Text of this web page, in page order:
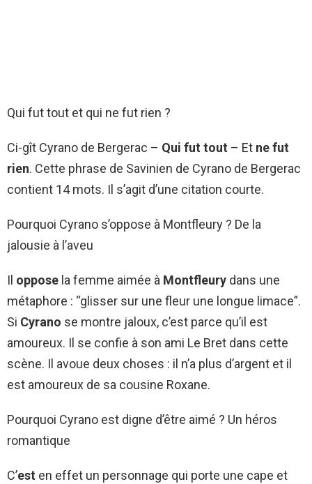
Qui fut tout et qui ne fut rien ?
Ci-gît Cyrano de Bergerac – Qui fut tout – Et ne fut
rien. Cette phrase de Savinien de Cyrano de Bergerac
contient 14 mots. Il s’agit d’une citation courte.
Pourquoi Cyrano s’oppose à Montfleury ? De la
jalousie à l’aveu
Il oppose la femme aimée à Montfleury dans une
métaphore : “glisser sur une fleur une longue limace”.
Si Cyrano se montre jaloux, c’est parce qu’il est
amoureux. Il se confie à son ami Le Bret dans cette
scène. Il avoue deux choses : il n’a plus d’argent et il
est amoureux de sa cousine Roxane.
Pourquoi Cyrano est digne d’être aimé ? Un héros
romantique
C’est en effet un personnage qui porte une cape et